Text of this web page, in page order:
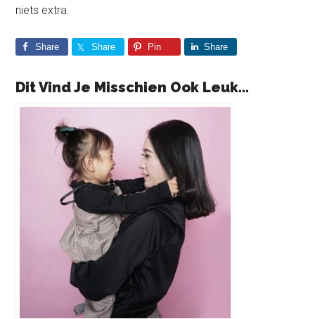
niets extra.
Share Share Pin Share
Dit Vind Je Misschien Ook Leuk...